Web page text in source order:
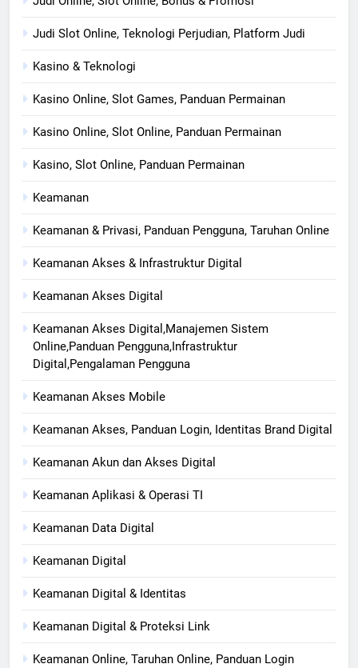
Judi Slot Online, Teknologi Perjudian, Platform Judi
Kasino & Teknologi
Kasino Online, Slot Games, Panduan Permainan
Kasino Online, Slot Online, Panduan Permainan
Kasino, Slot Online, Panduan Permainan
Keamanan
Keamanan & Privasi, Panduan Pengguna, Taruhan Online
Keamanan Akses & Infrastruktur Digital
Keamanan Akses Digital
Keamanan Akses Digital,Manajemen Sistem
Online,Panduan Pengguna,Infrastruktur
Digital,Pengalaman Pengguna
Keamanan Akses Mobile
Keamanan Akses, Panduan Login, Identitas Brand Digital
Keamanan Akun dan Akses Digital
Keamanan Aplikasi & Operasi TI
Keamanan Data Digital
Keamanan Digital
Keamanan Digital & Identitas
Keamanan Digital & Proteksi Link
Keamanan Online, Taruhan Online, Panduan Login